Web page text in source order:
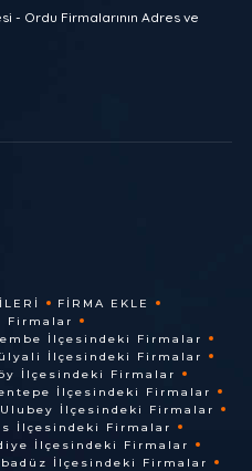
- Ordu Firmalarının Adres ve
FIRMA EKLE
Firmalar
İlçesindeki Firmalar
İlçesindeki Firmalar
İlçesindeki Firmalar
İlçesindeki Firmalar
Ulubey İlçesindeki Firmalar
İlçesindeki Firmalar
İlçesindeki Firmalar
İlçesindeki Firmalar